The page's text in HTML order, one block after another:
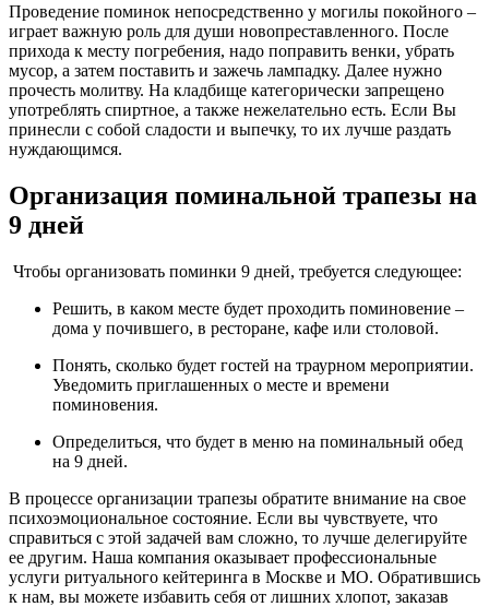
Проведение поминок непосредственно у могилы покойного –
играет важную роль для души новопреставленного. После
прихода к месту погребения, надо поправить венки, убрать
мусор, а затем поставить и зажечь лампадку. Далее нужно
прочесть молитву. На кладбище категорически запрещено
употреблять спиртное, а также нежелательно есть. Если Вы
принесли с собой сладости и выпечку, то их лучше раздать
нуждающимся.
Организация поминальной трапезы на
9 дней
Чтобы организовать поминки 9 дней, требуется следующее:
Решить, в каком месте будет проходить поминовение –
дома у почившего, в ресторане, кафе или столовой.
Понять, сколько будет гостей на траурном мероприятии.
Уведомить приглашенных о месте и времени
поминовения.
Определиться, что будет в меню на поминальный обед
на 9 дней.
В процессе организации трапезы обратите внимание на свое
психоэмоциональное состояние. Если вы чувствуете, что
справиться с этой задачей вам сложно, то лучше делегируйте
ее другим. Наша компания оказывает профессиональные
услуги ритуального кейтеринга в Москве и МО. Обратившись
к нам, вы можете избавить себя от лишних хлопот, заказав